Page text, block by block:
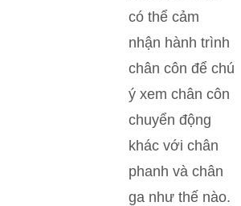
có thể cảm
nhận hành trình
chân côn để chú
ý xem chân côn
chuyển động
khác với chân
phanh và chân
ga như thế nào.